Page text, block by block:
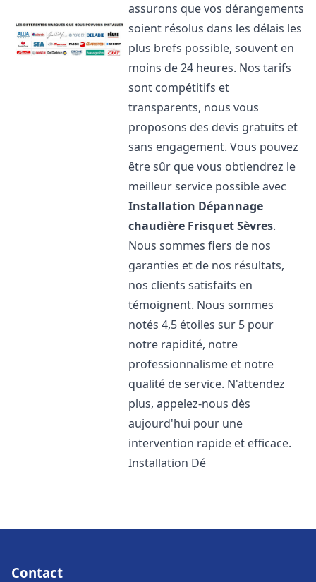
assurons que vos dérangements
soient résolus dans les délais les
plus brefs possible, souvent en
moins de 24 heures. Nos tarifs
sont compétitifs et
transparents, nous vous
proposons des devis gratuits et
sans engagement. Vous pouvez
être sûr que vous obtiendrez le
meilleur service possible avec
Installation Dépannage
chaudière FrisquetSèvres.
Nous sommes fiers de nos
garanties et de nos résultats,
nos clients satisfaits en
témoignent. Nous sommes
notés 4,5 étoiles sur 5 pour
notre rapidité, notre
professionnalisme et notre
qualité de service. N'attendez
plus, appelez-nous dès
aujourd'hui pour une
intervention rapide et efficace.
Installation Dé
Contact